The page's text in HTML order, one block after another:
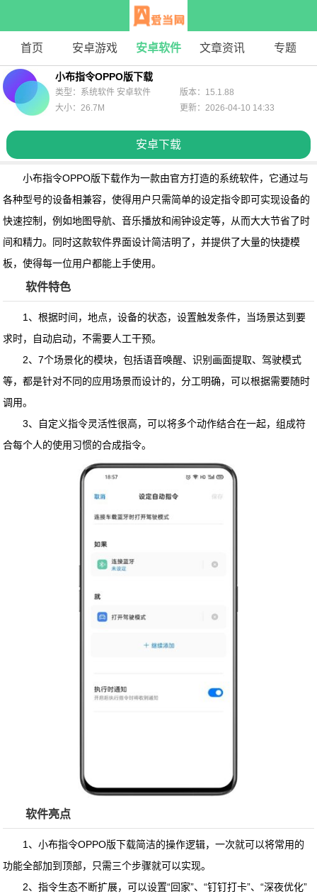
首页 安卓游戏 安卓软件 文章资讯 专题
小布指令OPPO版下载
安卓下载
类型：系统软件 安卓软件
版本：15.1.88
大小：26.7M
更新：2026-04-10 14:33
小布指令OPPO版下载作为一款由官方打造的系统软件，它通过与
各种型号的设备相兼容，使得用户只需简单的设定指令即可实现设备的
快速控制，例如地图导航、音乐播放和闹钟设定等，从而大大节省了时
间和精力。同时这款软件界面设计简洁明了，并提供了大量的快捷模
板，使得每一位用户都能上手使用。
软件特色
1、根据时间，地点，设备的状态，设置触发条件，当场景达到要
求时，自动启动，不需要人工干预。
2、7个场景化的模块，包括语音唤醒、识别画面提取、驾驶模式
等，都是针对不同的应用场景而设计的，分工明确，可以根据需要随时
调用。
3、自定义指令灵活性很高，可以将多个动作结合在一起，组成符
合每个人的使用习惯的合成指令。
软件亮点
1、小布指令OPPO版下载简洁的操作逻辑，一次就可以将常用的
功能全部加到顶部，只需三个步骤就可以实现。
2、指令生态不断扩展，可以设置“回家”、“钉钉打卡”、“深夜优化”